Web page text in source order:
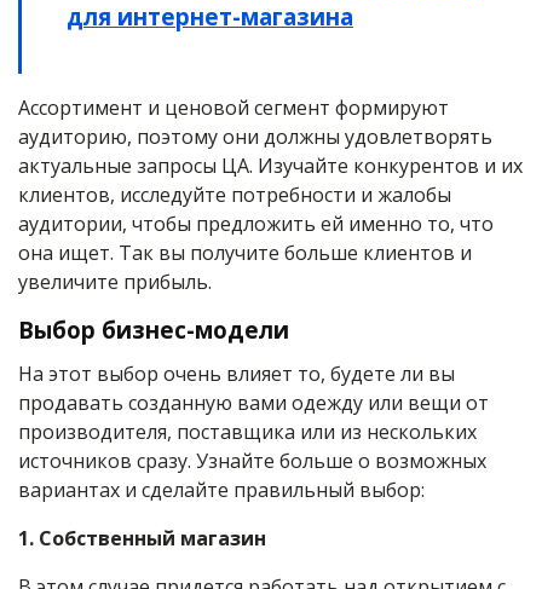
для интернет-магазина
Ассортимент и ценовой сегмент формируют
аудиторию, поэтому они должны удовлетворять
актуальные запросы ЦА. Изучайте конкурентов и их
клиентов, исследуйте потребности и жалобы
аудитории, чтобы предложить ей именно то, что
она ищет. Так вы получите больше клиентов и
увеличите прибыль.
Выбор бизнес-модели
На этот выбор очень влияет то, будете ли вы
продавать созданную вами одежду или вещи от
производителя, поставщика или из нескольких
источников сразу. Узнайте больше о возможных
вариантах и ​​сделайте правильный выбор:
1. Собственный магазин